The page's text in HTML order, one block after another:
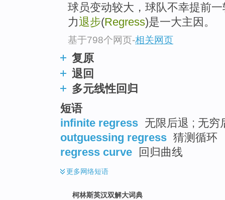
球员变动较大，球队不幸提前
力退步(Regress)是一大主因。
基于798个网页-相关网页
复原
退回
多元线性回归
短语
infinite regress 无限后退 ; 无穷
outguessing regress 猜测循环
regress curve
回归曲线
更多网络短语
柯林斯英汉双解大词典